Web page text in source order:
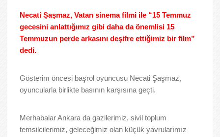
Necati Şaşmaz, Vatan sinema filmi ile “15 Temmuz
gecesini anlattığımız gibi daha da önemlisi 15
Temmuzun perde arkasını deşifre ettiğimiz bir film”
dedi.
Gösterim öncesi başrol oyuncusu Necati Şaşmaz,
oyuncularla birlikte basının karşısına geçti.
Merhabalar Ankara da gazilerimiz, sivil toplum
temsilcilerimiz, geleceğimiz olan küçük yavrularımız